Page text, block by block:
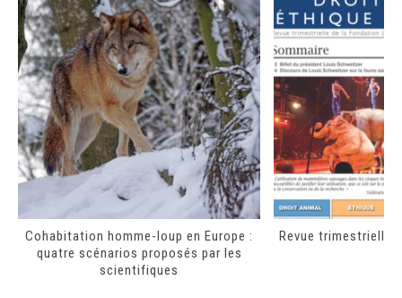
Cohabitation homme-loup en Europe :
quatre scénarios proposés par les
scientifiques
Revue trimestrielle